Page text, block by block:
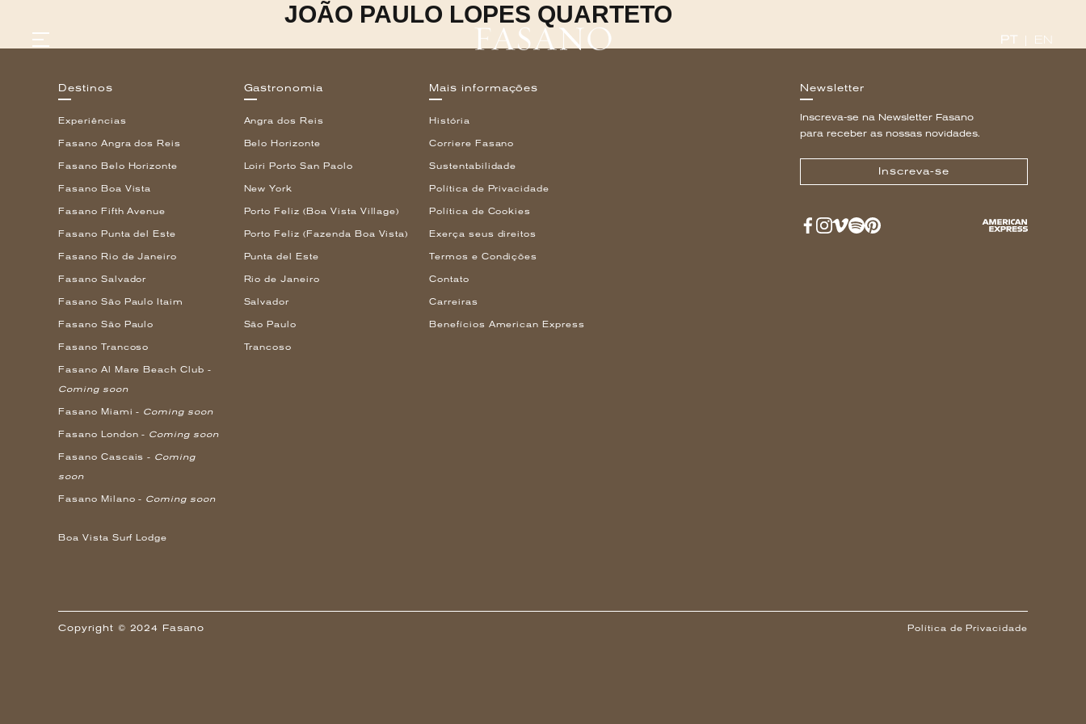
PT EN
GASTRONOMIA
VILLAS
SHOP | SELEZIONE
WHAT'S COOKING
HISTÓRIA
JOÃO PAULO LOPES QUARTETO
Destinos
Experiências
Fasano Angra dos Reis
Fasano Belo Horizonte
Fasano Boa Vista
Fasano Fifth Avenue
Fasano Punta del Este
Fasano Rio de Janeiro
Fasano Salvador
Fasano São Paulo Itaim
Fasano São Paulo
Fasano Trancoso
Fasano Al Mare Beach Club -
Coming soon
Fasano Miami - Coming soon
Fasano London - Coming soon
Fasano Cascais - Coming
soon
Fasano Milano - Coming soon
Boa Vista Surf Lodge
Gastronomia
Angra dos Reis
Belo Horizonte
Loiri Porto San Paolo
New York
Porto Feliz (Boa Vista Village)
Porto Feliz (Fazenda Boa Vista)
Punta del Este
Rio de Janeiro
Salvador
São Paulo
Trancoso
Mais informações
História
Corriere Fasano
Sustentabilidade
Política de Privacidade
Política de Cookies
Exerça seus direitos
Termos e Condições
Contato
Carreiras
Benefícios American Express
Newsletter
Inscreva-se na Newsletter Fasano
para receber as nossas novidades.
Inscreva-se
Copyright © 2024 Fasano Política de Privacidade